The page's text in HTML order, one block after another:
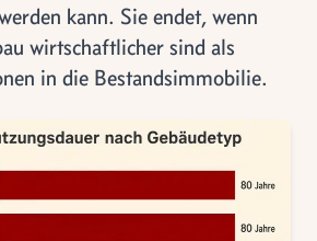
kann. Sie endet, wenn
wirtschaftlicher sind als
in die Bestandsimmobilie.